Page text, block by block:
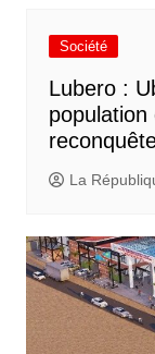
Société
Lubero :
population
La